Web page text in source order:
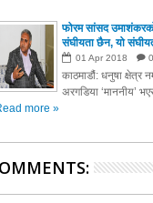
फोरम सांसद
संघीयता छैन, यो
01 Apr 2018 0
काठमाडौं: धनुषा क्षेत्र
अरगडिया ‘माननीय’
more »